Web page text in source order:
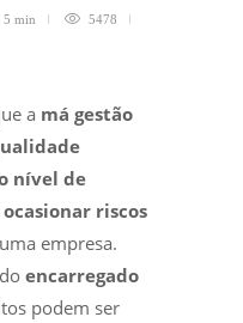
5 min 5478
a má gestão
nível de
riscos
empresa.
encarregado
podem ser